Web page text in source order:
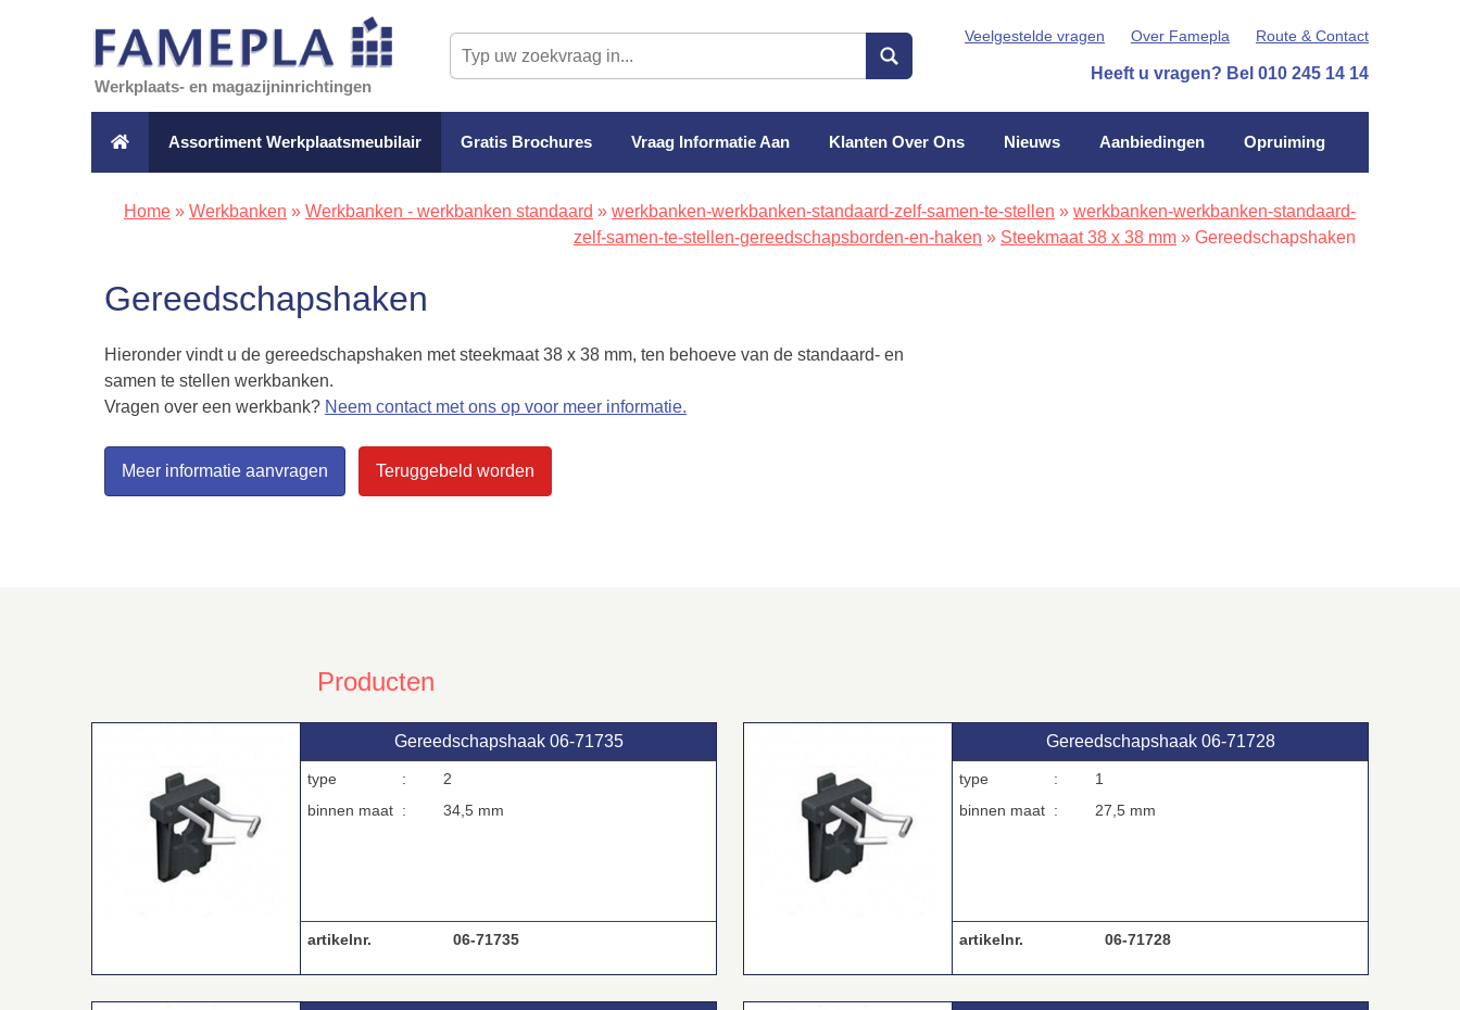
Werkplaats- en magazijninrichtingen
Veelgestelde vragen Over Famepla Route & Contact
Heeft u vragen? Bel 010 245 14 14
Assortiment Werkplaatsmeubilair Gratis Brochures Vraag Informatie Aan Klanten Over Ons Nieuws Aanbiedingen Opruiming
Home » Werkbanken » Werkbanken - werkbanken standaard » werkbanken-werkbanken-standaard-zelf-samen-te-stellen » werkbanken-werkbanken-standaard-
zelf-samen-te-stellen-gereedschapsborden-en-haken » Steekmaat 38 x 38 mm » Gereedschapshaken
Gereedschapshaken
Hieronder vindt u de gereedschapshaken met steekmaat 38 x 38 mm, ten behoeve van de standaard- en
samen te stellen werkbanken.
Vragen over een werkbank? Neem contact met ons op voor meer informatie.
Meer informatie aanvragen Teruggebeld worden
Producten
Gereedschapshaak 06‑71735
type :
2
binnen maat :
34,5 mm
artikelnr. 06-71735
Gereedschapshaak 06‑71728
type :
1
binnen maat :
27,5 mm
artikelnr. 06-71728